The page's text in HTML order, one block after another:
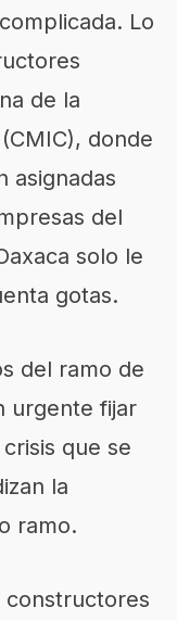
Lo
de la
donde
asignadas
del
solo le
gotas.
del ramo de
urgente fijar
que se
la
ramo.
constructores